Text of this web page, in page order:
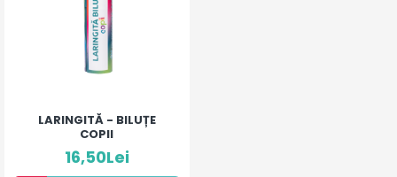
LARINGITĂ - BILUȚE
COPII
16,50Lei